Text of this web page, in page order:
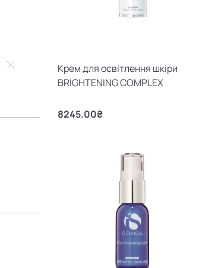
Крем для освітлення шкіри
BRIGHTENING COMPLEX
8245.00₴